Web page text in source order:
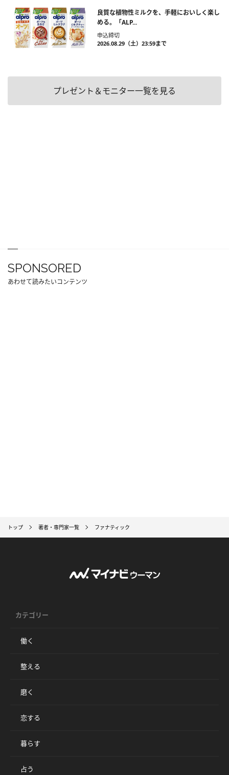
良質な植物性ミルクを、手軽においしく楽し
める。「ALP...
申込締切
2026.08.29（土）23:59まで
プレゼント＆モニター一覧を見る
SPONSORED
あわせて読みたいコンテンツ
トップ 著者・専門家一覧 ファナティック
カテゴリー
働く
整える
磨く
恋する
暮らす
占う